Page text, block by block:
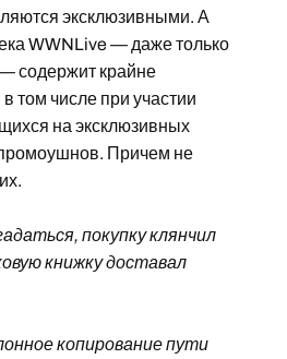
эксклюзивными. А
WWNLive — даже только
содержит крайне
том числе при участии
на эксклюзивных
промоушнов. Причем не
покупку клянчил
книжку доставал
копирование пути